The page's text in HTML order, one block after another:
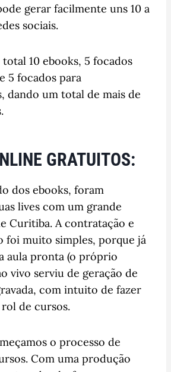
gerar facilmente uns 10 a
sociais.
10 ebooks, 5 focados
5 focados para
dando um total de mais de
GRATUITOS:
dos ebooks, foram
lives com um grande
Curitiba. A contratação e
foi muito simples, porque já
aula pronta (o próprio
vivo serviu de geração de
com intuito de fazer
de cursos.
o processo de
Com uma produção